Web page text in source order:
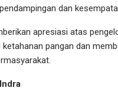
dan
apresiasi atas
ketahanan pangan dan